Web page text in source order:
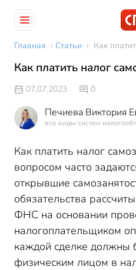
Главная › Статьи › Как
Как платить налог
07.07.2023 0
Печиева Виктория
все виды систем
Как платить налог
вопросом часто
открывшие
обязательства
ФНС на основании
налогоплательщиком
каждой сделке должны
физическим лицом в